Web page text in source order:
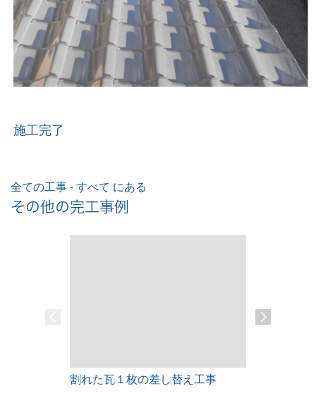
施工完了
全ての工事 - すべて にある
その他の完工事例
割れた瓦１枚の差し替え工事